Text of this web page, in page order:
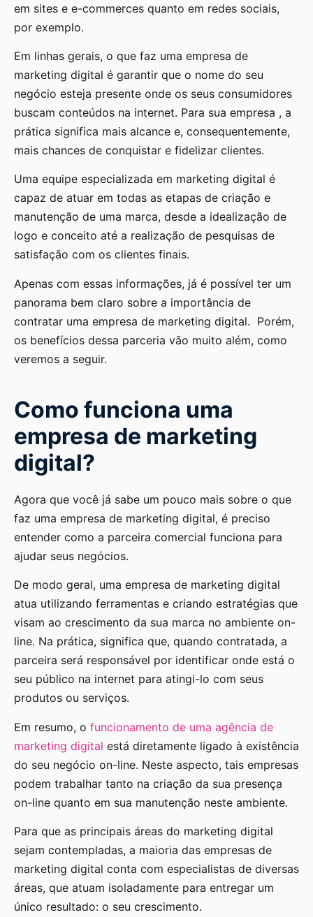
em sites e e-commerces quanto em redes sociais,
por exemplo.
Em linhas gerais, o que faz uma empresa de
marketing digital é garantir que o nome do seu
negócio esteja presente onde os seus consumidores
buscam conteúdos na internet. Para sua empresa , a
prática significa mais alcance e, consequentemente,
mais chances de conquistar e fidelizar clientes.
Uma equipe especializada em marketing digital é
capaz de atuar em todas as etapas de criação e
manutenção de uma marca, desde a idealização de
logo e conceito até a realização de pesquisas de
satisfação com os clientes finais.
Apenas com essas informações, já é possível ter um
panorama bem claro sobre a importância de
contratar uma empresa de marketing digital. Porém,
os benefícios dessa parceria vão muito além, como
veremos a seguir.
Como funciona uma
empresa de marketing
digital?
Agora que você já sabe um pouco mais sobre o que
faz uma empresa de marketing digital, é preciso
entender como a parceira comercial funciona para
ajudar seus negócios.
De modo geral, uma empresa de marketing digital
atua utilizando ferramentas e criando estratégias que
visam ao crescimento da sua marca no ambiente on-
line. Na prática, significa que, quando contratada, a
parceira será responsável por identificar onde está o
seu público na internet para atingi-lo com seus
produtos ou serviços.
Em resumo, o funcionamento de uma agência de
marketing digital está diretamente ligado à existência
do seu negócio on-line. Neste aspecto, tais empresas
podem trabalhar tanto na criação da sua presença
on-line quanto em sua manutenção neste ambiente.
Para que as principais áreas do marketing digital
sejam contempladas, a maioria das empresas de
marketing digital conta com especialistas de diversas
áreas, que atuam isoladamente para entregar um
único resultado: o seu crescimento.